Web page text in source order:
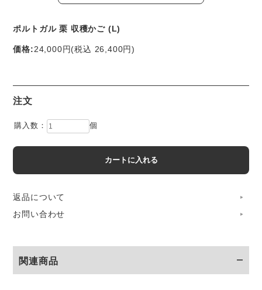
のかごです。
土地が肥沃なこの一帯は、オリーブやワインの他、サクラン
そのサクランボの収穫に 今も昔も欠かせないのが、栗の枝
冬の間に集めた若くしなやかな枝を、薄い板状に整え、手作
淡いベージュの栗材が目にやさしく、握りやすいハンドルに
ポルトガル 栗 収穫かご (L)
価格:24,000円(税込 26,400円)
注文
購入数： 個
返品について
お問い合わせ
関連商品